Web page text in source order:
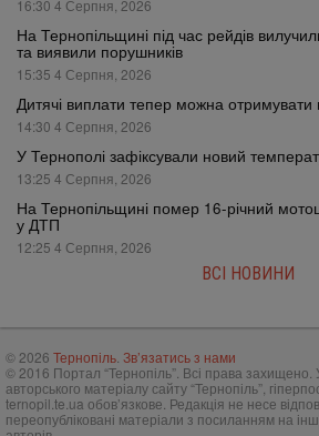
16:30 4 Серпня, 2026
На Тернопільщині під час рейдів
та виявили порушників
15:35 4 Серпня, 2026
Дитячі виплати тепер можна отримувати
14:30 4 Серпня, 2026
У Тернополі зафіксували новий
13:25 4 Серпня, 2026
На Тернопільщині помер 16-річний
у ДТП
12:25 4 Серпня, 2026
ВСІ НОВИНИ
© 2026 Тернопіль. Зв’язатись з нами
© 2016 Портал “Тернопіль”. Всі права захищено.
авторського матеріалу сайту “Тернопіль”,
ternopil.te.ua обов’язкове. Редакція не несе
переопубліковані матеріали з посиланням на